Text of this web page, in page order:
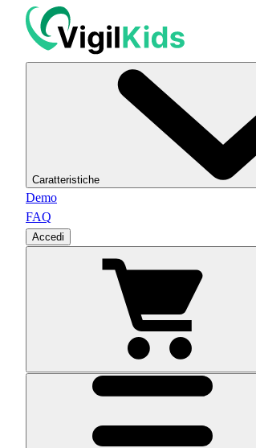
Caratteristiche
Demo
FAQ
Accedi